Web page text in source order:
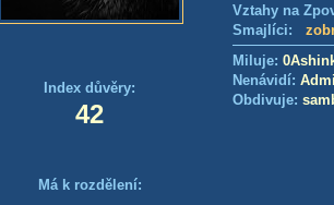
Index důvěry:
42
Má k rozdělení:
Vztahy na
Smajlíci:
Miluje:
Nenávidí:
Obdivuje: